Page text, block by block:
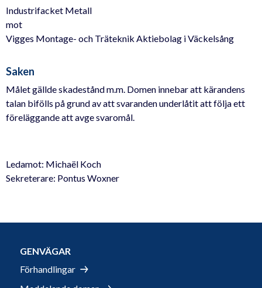
Industrifacket Metall
mot
Vigges Montage- och Träteknik Aktiebolag i Väckelsång
Saken
Målet gällde skadestånd m.m. Domen innebar att kärandens
talan bifölls på grund av att svaranden underlåtit att följa ett
föreläggande att avge svaromål.
Ledamot: Michaël Koch
Sekreterare: Pontus Woxner
GENVÄGAR
Förhandlingar